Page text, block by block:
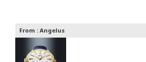
From : Angelus